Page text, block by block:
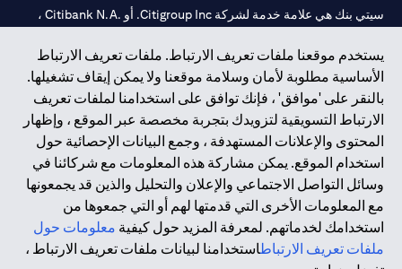
يستخدم موقعنا ملفات تعريف الارتباط. ملفات تعريف الارتباط
الأساسية مطلوبة لأمان وسلامة موقعنا ولا يمكن إيقاف تشغيلها.
بالنقر على 'موافق' ، فإنك توافق على استخدامنا لملفات تعريف
الارتباط التسويقية لتزويدك بتجربة مخصصة عبر الموقع ، وإظهار
المحتوى والإعلانات المستهدفة ، وجمع البيانات الإحصائية حول
استخدام الموقع. يمكن مشاركة هذه المعلومات مع شركائنا في
وسائل التواصل الاجتماعي والإعلان والتحليل والذين قد يجمعونها
مع المعلومات الأخرى التي قدمتها لهم أو التي جمعوها من
استخدامك لخدماتهم. لمعرفة المزيد حول كيفية معلومات حول
ملفات تعريف الارتباطاستخدامنا لبيانات ملفات تعريف الارتباط ،
سيتي بنك هي علامة خدمة لشركة Citigroup Inc. أو .Citibank N.A ،
سيتي بنك إن. إيه. الإمارات مسجل لدى مصرف الإمارات المركزي تحت
أرقام التراخيص 202563 لفرع الوصل في دبي، 531989 لفرع مول
الإمارات في دبي، وCN-1002019لفرع أبوظبي. هاتف: 4000 311 04.
فرع سيتي بنك إن إيه - الإمارات العربية المتحدة مرخص من مصرف
الإمارات العربية المتحدة المركزي كفرع لبنك أجنبي.
سيتي بنك إن إيه الإمارات العربية المتحدة مرخص من هيئة الأوراق المالية
والسلع في الإمارات العربية المتحدة ("SCA") للقيام بالنشاط المالي لـ أ)
الاستشارات المالية والتعريف والترويج بموجب ترخيص رقم
20200000097 ب) وسيط تداول في الأسواق الدولية بموجب ترخيص